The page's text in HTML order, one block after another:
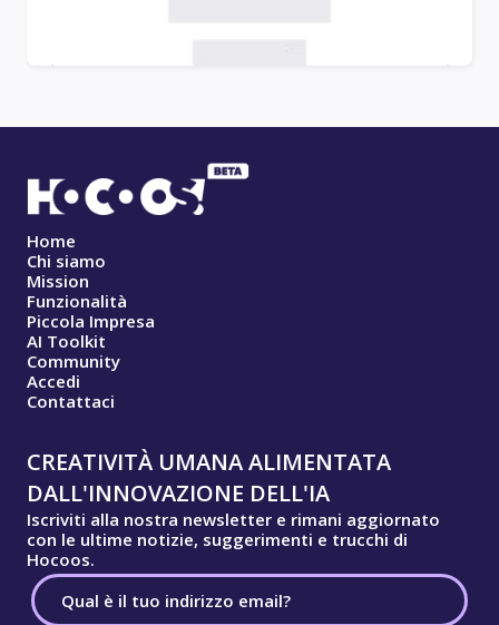
Home
Chi siamo
Mission
Funzionalità
Piccola Impresa
AI Toolkit
Community
Accedi
Contattaci
CREATIVITÀ UMANA ALIMENTATA
DALL'INNOVAZIONE DELL'IA
Iscriviti alla nostra newsletter e rimani aggiornato
con le ultime notizie, suggerimenti e trucchi di
Hocoos.